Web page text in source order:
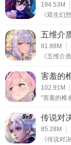
4. 挑战与征服：
【贝斯特里亚战
1. 合理分配资源
兵、升级建筑还
2. 重视外交：与
方式减少冲突，
3. 战术布局：在
194.53M
《双生幻
五维介
81.88M
《五维介
害羞的
102.91M
“害羞的椎
传说对
85.28M
《传说对